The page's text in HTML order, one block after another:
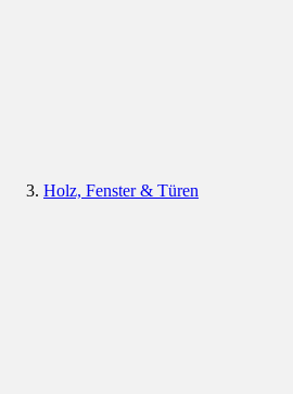
Holz, Fenster & Türen